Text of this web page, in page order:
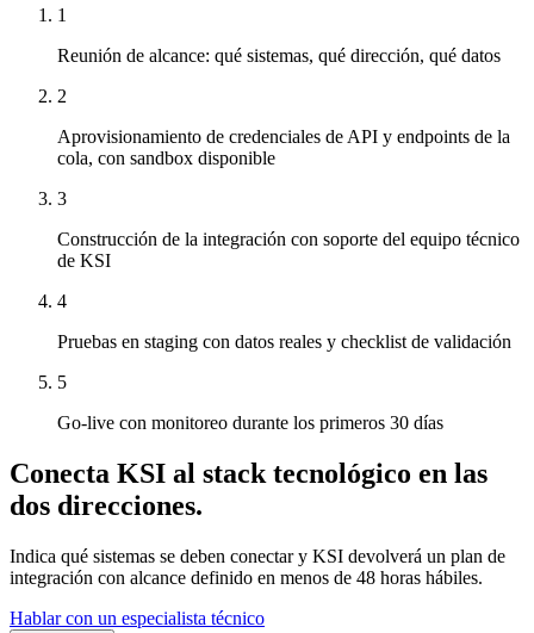
1
Reunión de alcance: qué sistemas, qué dirección, qué datos
2
Aprovisionamiento de credenciales de API y endpoints de la
cola, con sandbox disponible
3
Construcción de la integración con soporte del equipo técnico
de KSI
4
Pruebas en staging con datos reales y checklist de validación
5
Go-live con monitoreo durante los primeros 30 días
Conecta KSI al stack tecnológico en las
dos direcciones.
Indica qué sistemas se deben conectar y KSI devolverá un plan de
integración con alcance definido en menos de 48 horas hábiles.
Hablar con un especialista técnico